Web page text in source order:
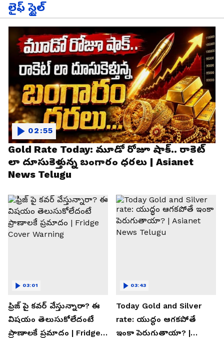
లైఫ్ స్టైల్
Gold Rate Today: మూడో రోజూ షాక్.. రాకెట్
లా దూసుకెళ్తున్న బంగారం ధరలు | Asianet
News Telugu
02:55
ఫ్రిజ్ పై కవర్ వేస్తున్నారా? ఈ
విషయం తెలుసుకోలేదంటే
ప్రాణాలకే ప్రమాదం | Fridge
03:01
Today Gold and Silver
rate: యుద్ధం ఆగకపోతే
ఇంకా పెరుగుతాయా? |
03:43